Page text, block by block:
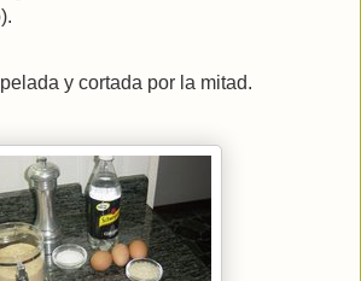
y cortada por la mitad.